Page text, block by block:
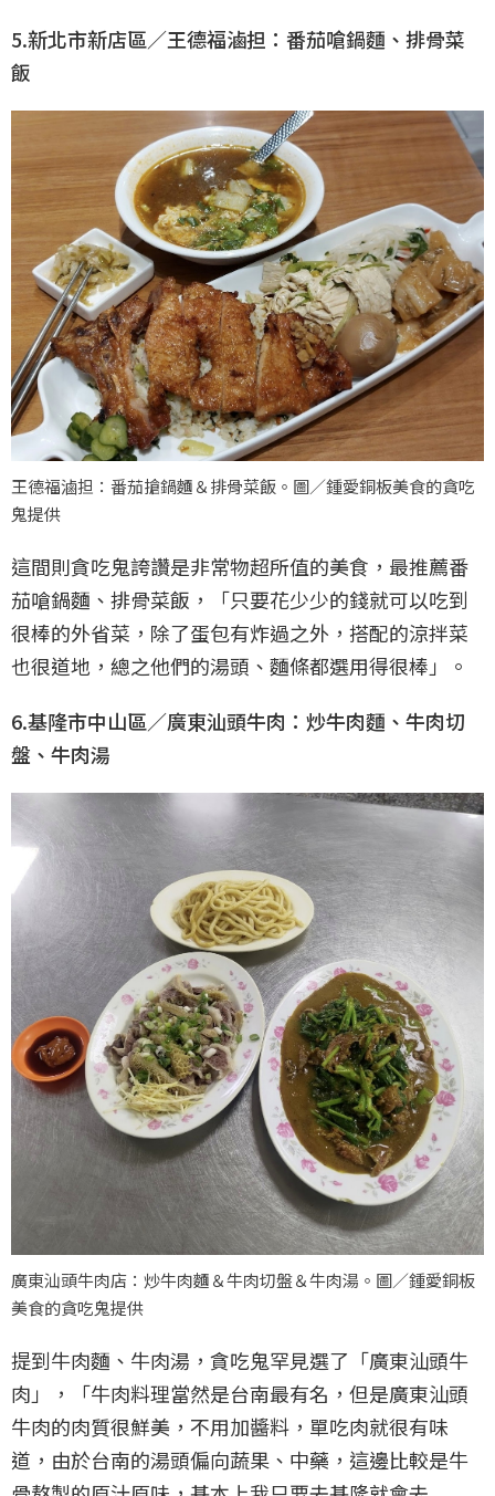
5.新北市新店區／王德福滷担：番茄嗆鍋麵、排骨菜
飯
王德福滷担：番茄搶鍋麵＆排骨菜飯。圖／鍾愛銅板美食的貪吃
鬼提供
這間則貪吃鬼誇讚是非常物超所值的美食，最推薦番
茄嗆鍋麵、排骨菜飯，「只要花少少的錢就可以吃到
很棒的外省菜，除了蛋包有炸過之外，搭配的涼拌菜
也很道地，總之他們的湯頭、麵條都選用得很棒」。
6.基隆市中山區／廣東汕頭牛肉：炒牛肉麵、牛肉切
盤、牛肉湯
廣東汕頭牛肉店：炒牛肉麵＆牛肉切盤＆牛肉湯。圖／鍾愛銅板
美食的貪吃鬼提供
提到牛肉麵、牛肉湯，貪吃鬼罕見選了「廣東汕頭牛
肉」，「牛肉料理當然是台南最有名，但是廣東汕頭
牛肉的肉質很鮮美，不用加醬料，單吃肉就很有味
道，由於台南的湯頭偏向蔬果、中藥，這邊比較是牛